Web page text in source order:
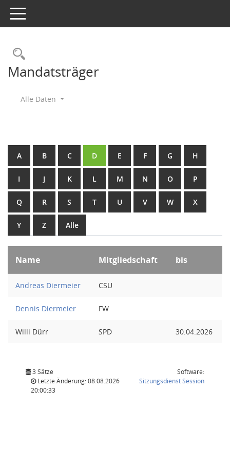
Toggle navigation
Rechercheauswahl
Mandatsträger
Alle Daten
A B C D E F G H
I J K L M N O P
Q R S T U V W X
Y Z Alle
Name Mitgliedschaft bis
Andreas Diermeier CSU
Dennis Diermeier FW
Willi Dürr SPD 30.04.2026
3 Sätze
Letzte Änderung: 08.08.2026
20:00:33
Software:
SitzungsdienstSession(Wird in